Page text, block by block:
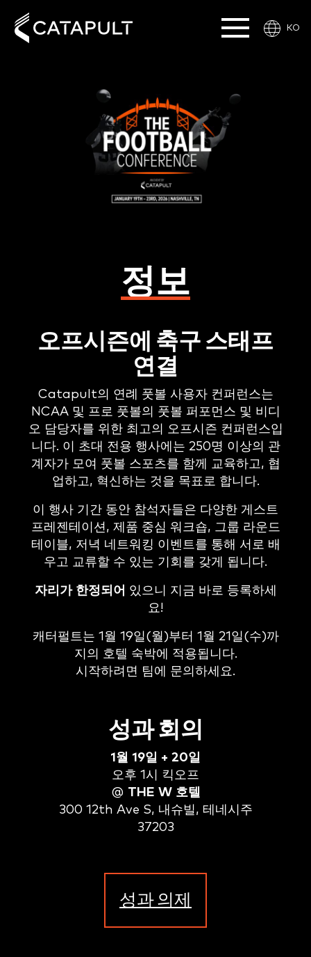
KO
정보
오프시즌에 축구 스태프
연결
Catapult의 연례 풋볼 사용자 컨퍼런스는
NCAA 및 프로 풋볼의 풋볼 퍼포먼스 및 비디
오 담당자를 위한 최고의 오프시즌 컨퍼런스입
니다. 이 초대 전용 행사에는 250명 이상의 관
계자가 모여 풋볼 스포츠를 함께 교육하고, 협
업하고, 혁신하는 것을 목표로 합니다.
이 행사 기간 동안 참석자들은 다양한 게스트
프레젠테이션, 제품 중심 워크숍, 그룹 라운드
테이블, 저녁 네트워킹 이벤트를 통해 서로 배
우고 교류할 수 있는 기회를 갖게 됩니다.
자리가 한정되어 있으니 지금 바로 등록하세
요!
캐터펄트는 1월 19일(월)부터 1월 21일(수)까
지의 호텔 숙박에 적용됩니다.
시작하려면 팀에 문의하세요.
성과 회의
1월 19일 + 20일
오후 1시 킥오프
@ THE W 호텔
300 12th Ave S, 내슈빌, 테네시주
37203
성과 의제